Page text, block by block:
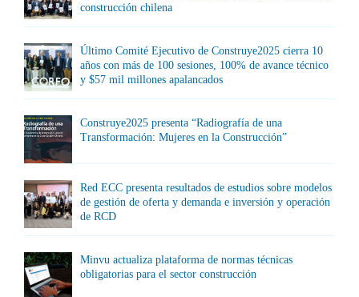
construcción chilena
Último Comité Ejecutivo de Construye2025 cierra 10
años con más de 100 sesiones, 100% de avance técnico
y $57 mil millones apalancados
Construye2025 presenta “Radiografía de una
Transformación: Mujeres en la Construcción”
Red ECC presenta resultados de estudios sobre modelos
de gestión de oferta y demanda e inversión y operación
de RCD
Minvu actualiza plataforma de normas técnicas
obligatorias para el sector construcción